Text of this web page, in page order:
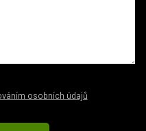
osobních údajů